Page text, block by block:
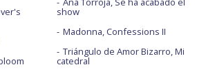
show
Madonna, Confessions II
Triángulo de Amor Bizarro, Mi
catedral